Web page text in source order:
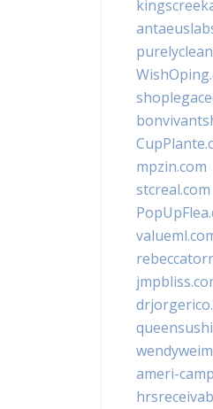
mpzin.com
stcreal.com
ameri-